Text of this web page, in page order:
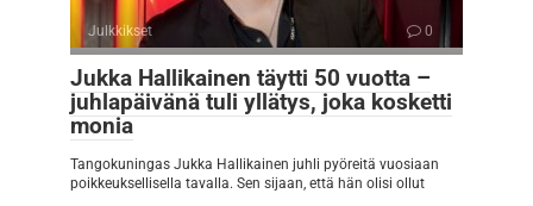
Julkkikset 0
Jukka Hallikainen täytti 50 vuotta –
juhlapäivänä tuli yllätys, joka kosketti
monia
Tangokuningas Jukka Hallikainen juhli pyöreitä vuosiaan
poikkeuksellisella tavalla. Sen sijaan, että hän olisi ollut